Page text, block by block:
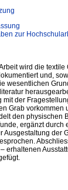
zur
wird die
und,
wesentlichen
mit der
Grab vorkommen
den physischen
ergänzt durch
Ausgestaltung der
erhaltenen